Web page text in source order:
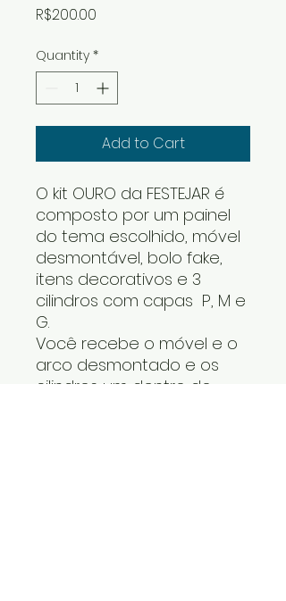
R$200.00
Quantity *
Add to Cart
O kit OURO da FESTEJAR é
composto por um painel
do tema escolhido, móvel
desmontável, bolo fake,
itens decorativos e 3
cilindros com capas P, M e
G.
Você recebe o móvel e o
arco desmontado e os
cilindros um dentro do